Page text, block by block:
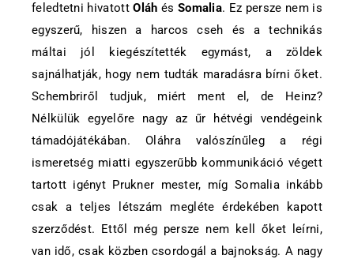
feledtetni hivatottOláh és Somalia. Ez persze nem is
egyszerű, hiszen a harcos cseh és a technikás
máltai jól kiegészítették egymást, a zöldek
sajnálhatják, hogy nem tudták maradásra bírni őket.
Schembriről tudjuk, miért ment el, de Heinz?
Nélkülük egyelőre nagy az űr hétvégi vendégeink
támadójátékában. Oláhra valószínűleg a régi
ismeretség miatti egyszerűbb kommunikáció végett
tartott igényt Prukner mester, míg Somalia inkább
csak a teljes létszám megléte érdekében kapott
szerződést. Ettől még persze nem kell őket leírni,
van idő, csak közben csordogál a bajnokság. A nagy